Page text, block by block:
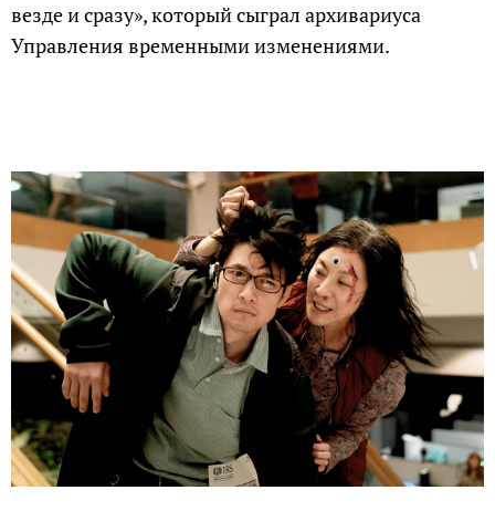
везде и сразу», который сыграл архивариуса
Управления временными изменениями.